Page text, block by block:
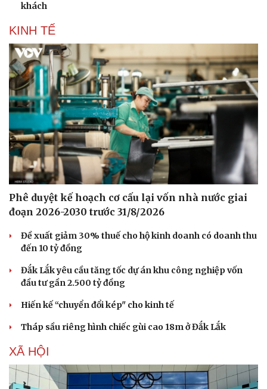
Văn hóa
Sân khấu - Điện ảnh
Văn học
Âm nhạc
Di sản
Giải trí
Sao Việt
khách
KINH TẾ
Phê duyệt kế hoạch cơ cấu lại vốn nhà nước giai
đoạn 2026-2030 trước 31/8/2026
Đề xuất giảm 30% thuế cho hộ kinh doanh có doanh thu
đến 10 tỷ đồng
Đắk Lắk yêu cầu tăng tốc dự án khu công nghiệp vốn
đầu tư gần 2.500 tỷ đồng
Hiến kế “chuyển đổi kép" cho kinh tế
Tháp sầu riêng hình chiếc gùi cao 18m ở Đắk Lắk
XÃ HỘI